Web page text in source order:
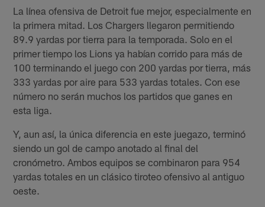
La línea ofensiva de Detroit fue mejor, especialmente en
la primera mitad. Los Chargers llegaron permitiendo
89.9 yardas por tierra para la temporada. Solo en el
primer tiempo los Lions ya habían corrido para más de
100 terminando el juego con 200 yardas por tierra, más
333 yardas por aire para 533 yardas totales. Con ese
número no serán muchos los partidos que ganes en
esta liga.
Y, aun así, la única diferencia en este juegazo, terminó
siendo un gol de campo anotado al final del
cronómetro. Ambos equipos se combinaron para 954
yardas totales en un clásico tiroteo ofensivo al antiguo
oeste.